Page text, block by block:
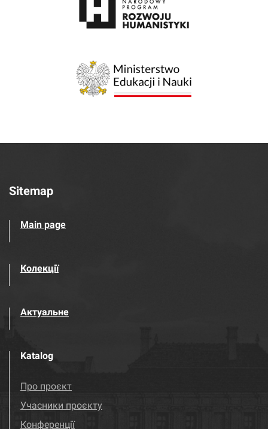
Sitemap
Main page
Колекції
Актуальне
Katalog
Про проєкт
Учасники проєкту
Конференції